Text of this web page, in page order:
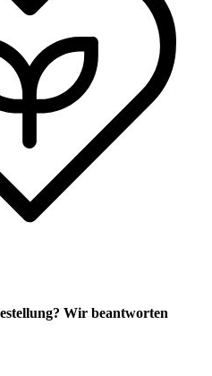
Wir beantworten